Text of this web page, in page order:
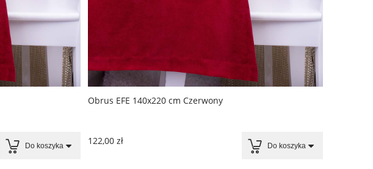
Do koszyka
Obrus EFE 140x220 cm Czerwony
122,00 zł Do koszyka